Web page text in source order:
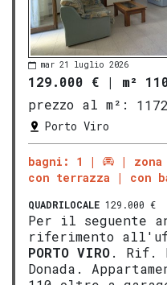
mar 21 luglio 2026
129.000 € | m²
prezzo al m²:
Porto Viro
bagni: 1
zona
con terrazza
con
QUADRILOCALE 129.000 €
Per il seguente
riferimento
PORTO VIRO. Rif.
Donada.